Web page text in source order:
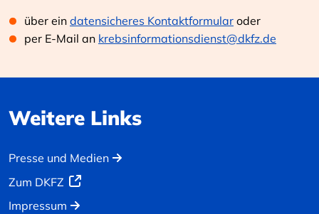
über ein datensicheres Kontaktformular oder
per E-Mail an krebsinformationsdienst@dkfz.de
Weitere Links
Presse und Medien
Zum DKFZ
Impressum